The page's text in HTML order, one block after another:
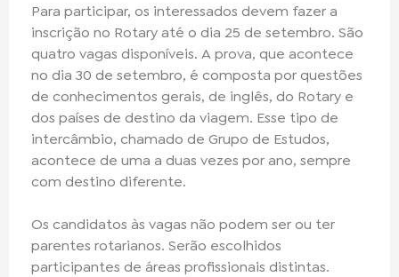
Para participar, os interessados devem fazer a
inscrição no Rotary até o dia 25 de setembro. São
quatro vagas disponíveis. A prova, que acontece
no dia 30 de setembro, é composta por questões
de conhecimentos gerais, de inglês, do Rotary e
dos países de destino da viagem. Esse tipo de
intercâmbio, chamado de Grupo de Estudos,
acontece de uma a duas vezes por ano, sempre
com destino diferente.
Os candidatos às vagas não podem ser ou ter
parentes rotarianos. Serão escolhidos
participantes de áreas profissionais distintas.